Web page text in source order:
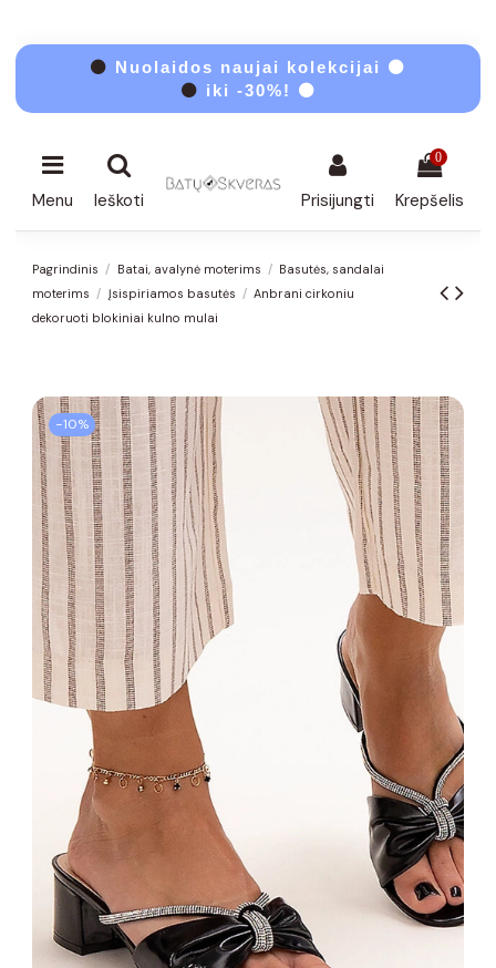
⚫ Nuolaidos naujai kolekcijai ⚫
⚫ iki -30%! ⚫
Menu Ieškoti Prisijungti
0
Krepšelis
Pagrindinis Batai, avalynė moterims
Basutės, sandalai
moterims
Įsispiriamos basutės
Anbrani cirkoniu
dekoruoti blokiniai kulno mulai
−10%